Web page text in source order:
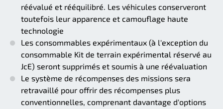
réévalué et rééquilibré. Les véhicules conserveront
toutefois leur apparence et camouflage haute
technologie
Les consommables expérimentaux (à l'exception du
consommable Kit de terrain expérimental réservé au
JcE) seront supprimés et soumis à une réévaluation
Le système de récompenses des missions sera
retravaillé pour offrir des récompenses plus
conventionnelles, comprenant davantage d'options